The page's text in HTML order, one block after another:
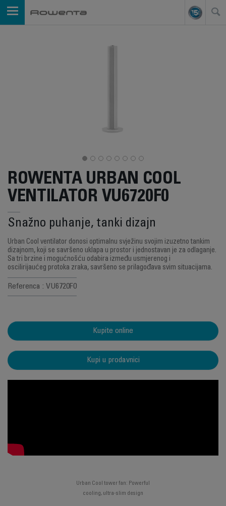
ROWENTA URBAN COOL
VENTILATOR VU6720F0
Snažno puhanje, tanki dizajn
Urban Cool ventilator donosi optimalnu svježinu svojim izuzetno tankim
dizajnom, koji se savršeno uklapa u prostor i jednostavan je za odlaganje.
Sa tri brzine i mogućnošću odabira između usmjerenog i
oscilirijaućeg protoka zraka, savršeno se prilagođava svim situacijama.
Referenca : VU6720F0
Kupite online
Kupi u prodavnici
Urban Cool tower fan: Powerful
cooling, ultra-slim design